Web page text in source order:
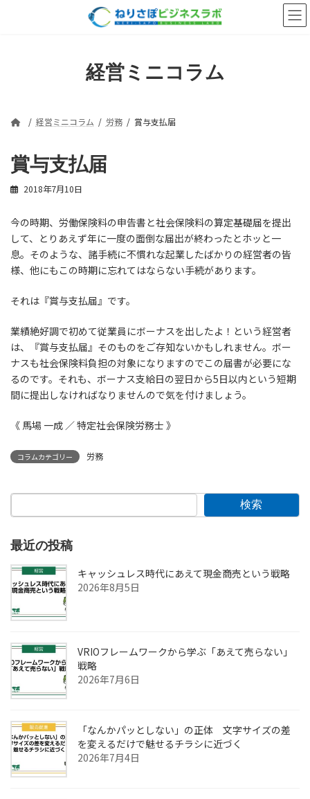
経営ミニコラム
経営ミニコラム 労務 賞与支払届
賞与支払届
2018年7月10日
今の時期、労働保険料の申告書と社会保険料の算定基礎届を提出
して、とりあえず年に一度の面倒な届出が終わったとホッと一
息。そのような、諸手続に不慣れな起業したばかりの経営者の皆
様、他にもこの時期に忘れてはならない手続があります。
それは『賞与支払届』です。
業績絶好調で初めて従業員にボーナスを出したよ！という経営者
は、『賞与支払届』そのものをご存知ないかもしれません。ボー
ナスも社会保険料負担の対象になりますのでこの届書が必要にな
るのです。それも、ボーナス支給日の翌日から5日以内という短期
間に提出しなければなりませんので気を付けましょう。
《 馬場 一成 ／ 特定社会保険労務士 》
コラムカテゴリー 労務
検索
最近の投稿
キャッシュレス時代にあえて現金商売という戦略
2026年8月5日
VRIOフレームワークから学ぶ「あえて売らない」
戦略
2026年7月6日
「なんかパッとしない」の正体 文字サイズの差
を変えるだけで魅せるチラシに近づく
2026年7月4日